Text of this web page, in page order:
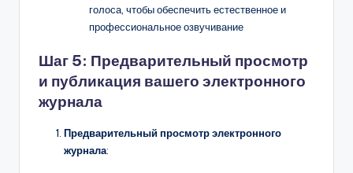
голоса, чтобы обеспечить естественное и
профессиональное озвучивание
Шаг 5: Предварительный просмотр
и публикация вашего электронного
журнала
Предварительный просмотр электронного
журнала: